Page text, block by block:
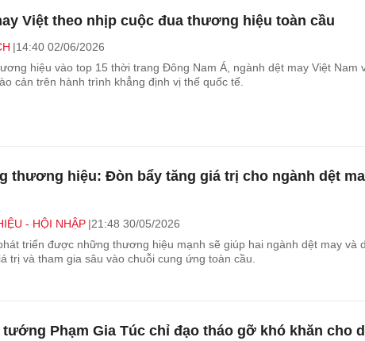
Việt theo nhịp cuộc đua thương hiệu toàn cầu
14:40 02/06/2026
hiệu vào top 15 thời trang Đông Nam Á, ngành dệt may Việt Nam
cản trên hành trình khẳng định vị thế quốc tế.
thương hiệu: Đòn bẩy tăng giá trị cho ngành dệt
- HỘI NHẬP 21:48 30/05/2026
triển được những thương hiệu mạnh sẽ giúp hai ngành dệt may và
trị và tham gia sâu vào chuỗi cung ứng toàn cầu.
tướng Phạm Gia Túc chỉ đạo tháo gỡ khó khăn cho